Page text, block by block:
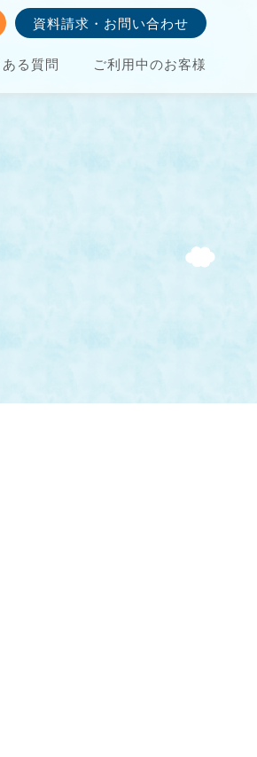
ある質問 ご利用中のお客様
資料請求・お問い合わせ